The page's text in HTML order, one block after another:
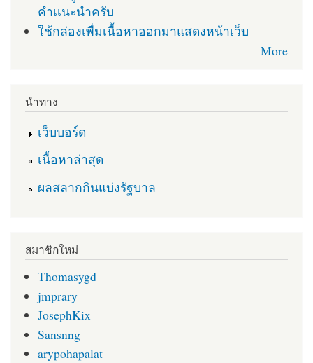
คำเเนะนำครับ
ใช้กล่องเพื่มเนื้อหาออกมาแสดงหน้าเว็บ
More
นำทาง
เว็บบอร์ด
เนื้อหาล่าสุด
ผลสลากกินแบ่งรัฐบาล
สมาชิกใหม่
Thomasygd
jmprary
JosephKix
Sansnng
arypohapalat